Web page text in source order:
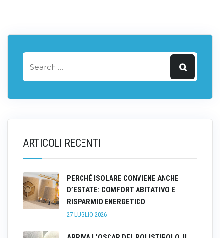
ARTICOLI RECENTI
PERCHÉ ISOLARE CONVIENE ANCHE
D’ESTATE: COMFORT ABITATIVO E
RISPARMIO ENERGETICO
27 LUGLIO 2026